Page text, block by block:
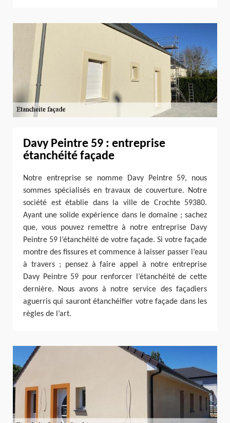
Davy Peintre 59 : entreprise
étanchéité façade
Notre entreprise se nomme Davy Peintre 59, nous
sommes spécialisés en travaux de couverture. Notre
société est établie dans la ville de Crochte 59380.
Ayant une solide expérience dans le domaine ; sachez
que, vous pouvez remettre à notre entreprise Davy
Peintre 59 l’étanchéité de votre façade. Si votre façade
montre des fissures et commence à laisser passer l’eau
à travers ; pensez à faire appel à notre entreprise
Davy Peintre 59 pour renforcer l’étanchéité de cette
dernière. Nous avons à notre service des façadiers
aguerris qui sauront étanchéifier votre façade dans les
règles de l’art.